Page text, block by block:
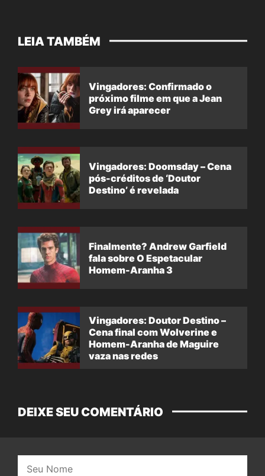
LEIA TAMBÉM
Vingadores: Confirmado o
próximo filme em que a Jean
Grey irá aparecer
Vingadores: Doomsday – Cena
pós-créditos de ‘Doutor
Destino’ é revelada
Finalmente? Andrew Garfield
fala sobre O Espetacular
Homem-Aranha 3
Vingadores: Doutor Destino –
Cena final com Wolverine e
Homem-Aranha de Maguire
vaza nas redes
DEIXE SEU COMENTÁRIO